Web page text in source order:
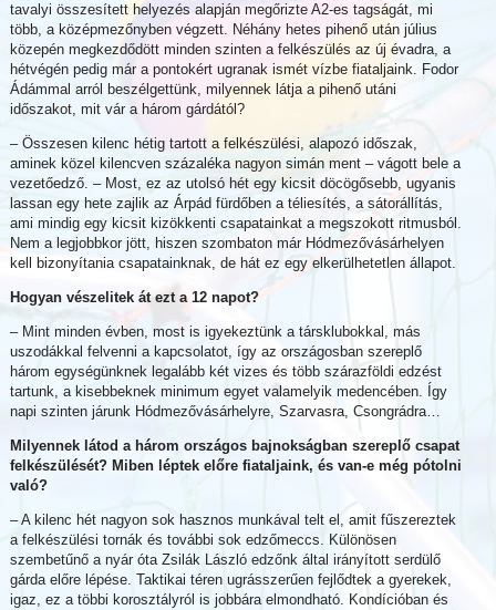
tavalyi összesített helyezés alapján megőrizte A2-es tagságát, mi
több, a középmezőnyben végzett. Néhány hetes pihenő után július
közepén megkezdődött minden szinten a felkészülés az új évadra, a
hétvégén pedig már a pontokért ugranak ismét vízbe fiataljaink. Fodor
Ádámmal arról beszélgettünk, milyennek látja a pihenő utáni
időszakot, mit vár a három gárdától?
– Összesen kilenc hétig tartott a felkészülési, alapozó időszak,
aminek közel kilencven százaléka nagyon simán ment – vágott bele a
vezetőedző. – Most, ez az utolsó hét egy kicsit döcögősebb, ugyanis
lassan egy hete zajlik az Árpád fürdőben a téliesítés, a sátorállítás,
ami mindig egy kicsit kizökkenti csapatainkat a megszokott ritmusból.
Nem a legjobbkor jött, hiszen szombaton már Hódmezővásárhelyen
kell bizonyítania csapatainknak, de hát ez egy elkerülhetetlen állapot.
Hogyan vészelitek át ezt a 12 napot?
– Mint minden évben, most is igyekeztünk a társklubokkal, más
uszodákkal felvenni a kapcsolatot, így az országosban szereplő
három egységünknek legalább két vizes és több szárazföldi edzést
tartunk, a kisebbeknek minimum egyet valamelyik medencében. Így
napi szinten járunk Hódmezővásárhelyre, Szarvasra, Csongrádra…
Milyennek látod a három országos bajnokságban szereplő csapat
felkészülését? Miben léptek előre fiataljaink, és van-e még pótolni
való?
– A kilenc hét nagyon sok hasznos munkával telt el, amit fűszereztek
a felkészülési tornák és további sok edzőmeccs. Különösen
szembetűnő a nyár óta Zsilák László edzőnk által irányított serdülő
gárda előre lépése. Taktikai téren ugrásszerűen fejlődtek a gyerekek,
igaz, ez a többi korosztályról is jobbára elmondható. Kondícióban és